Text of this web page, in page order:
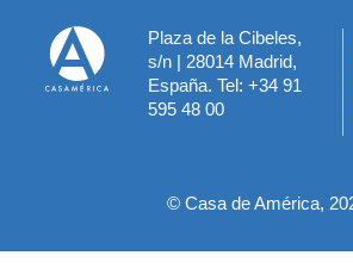
Plaza de la Cibeles,
s/n | 28014 Madrid,
España. Tel: +34 91
595 48 00
© Casa de América,